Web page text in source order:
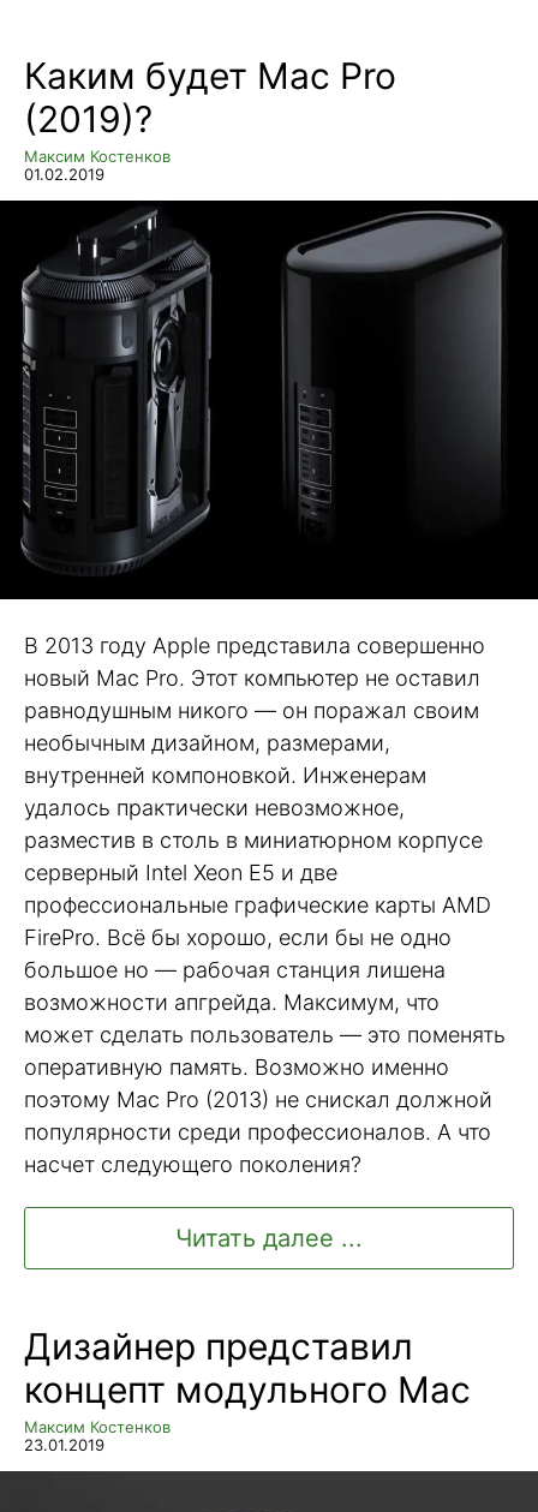
Каким будет Mac Pro
(2019)?
Максим Костенков
01.02.2019
В 2013 году Apple представила совершенно
новый Mac Pro. Этот компьютер не оставил
равнодушным никого — он поражал своим
необычным дизайном, размерами,
внутренней компоновкой. Инженерам
удалось практически невозможное,
разместив в столь в миниатюрном корпусе
серверный Intel Xeon E5 и две
профессиональные графические карты AMD
FirePro. Всё бы хорошо, если бы не одно
большое но — рабочая станция лишена
возможности апгрейда. Максимум, что
может сделать пользователь — это поменять
оперативную память. Возможно именно
поэтому Mac Pro (2013) не снискал должной
популярности среди профессионалов. А что
насчет следующего поколения?
Читать далее ...
Дизайнер представил
концепт модульного Mac
Максим Костенков
23.01.2019